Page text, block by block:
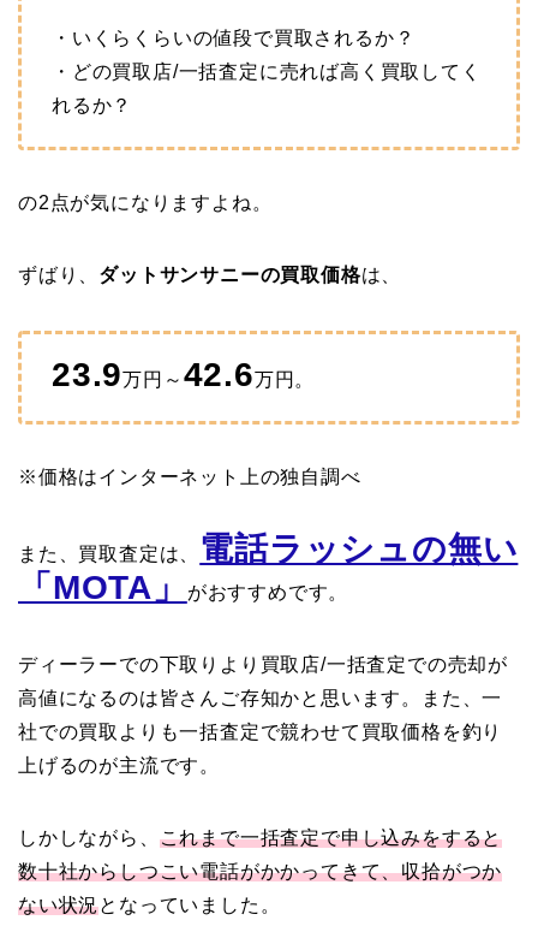
・いくらくらいの値段で買取されるか？
・どの買取店/一括査定に売れば高く買取してく
れるか？
の2点が気になりますよね。
ずばり、 ダットサンサニーの買取価格は、
23.9万円～ 42.6万円。
※価格はインターネット上の独自調べ
また、買取査定は、
電話ラッシュの無い
「MOTA」
がおすすめです。
ディーラーでの下取りより買取店/一括査定での売却が
高値になるのは皆さんご存知かと思います。また、一
社での買取よりも一括査定で競わせて買取価格を釣り
上げるのが主流です。
しかしながら、 これまで一括査定で申し込みをすると
数十社からしつこい電話がかかってきて、収拾がつか
ない状況となっていました。